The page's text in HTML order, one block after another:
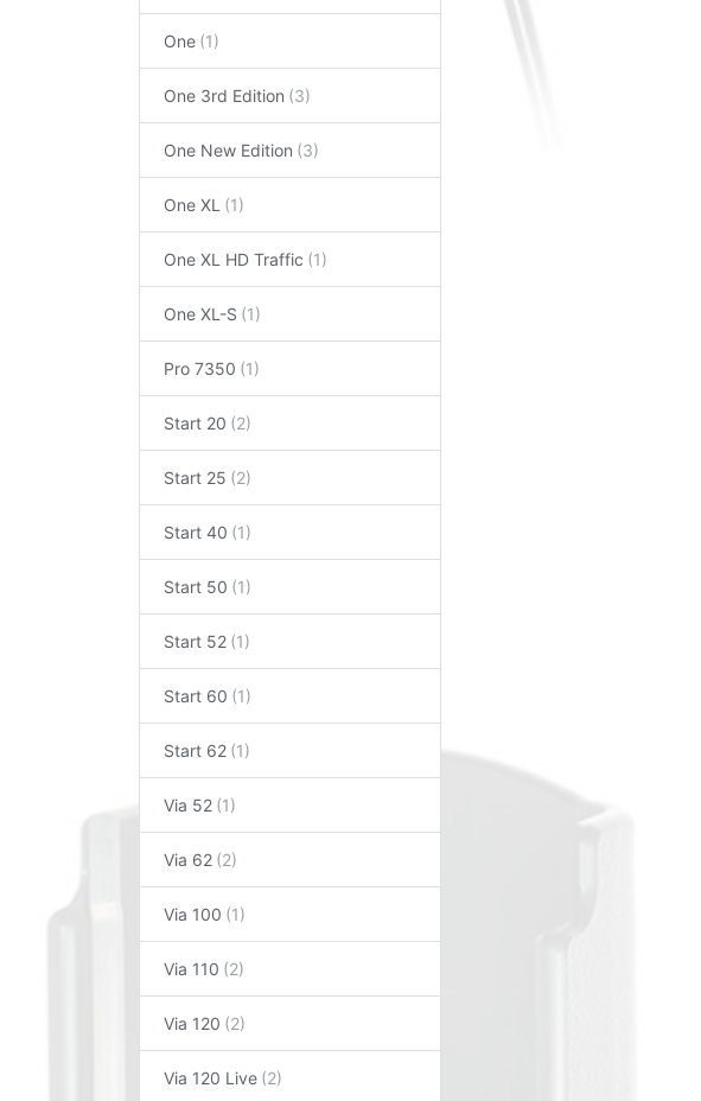
One
One 3rd Edition
One New Edition
One XL
One XL HD Traffic
One XL-S
Pro 7350
Start 20
Start 25
Start 40
Start 50
Start 52
Start 60
Start 62
Via 52
Via 62
Via 100
Via 110
Via 120
Via 120 Live